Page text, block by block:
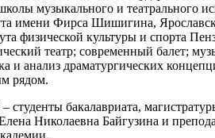
музыкального и театрального
имени Фирса Шишигина,
физической культуры и спорта
театр; современный балет;
и анализ драматургических
рядом.
студенты бакалавриата,
Николаевна Байгузина и